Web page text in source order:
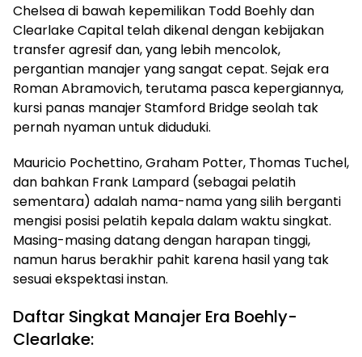
Chelsea di bawah kepemilikan Todd Boehly dan
Clearlake Capital telah dikenal dengan kebijakan
transfer agresif dan, yang lebih mencolok,
pergantian manajer yang sangat cepat. Sejak era
Roman Abramovich, terutama pasca kepergiannya,
kursi panas manajer Stamford Bridge seolah tak
pernah nyaman untuk diduduki.
Mauricio Pochettino, Graham Potter, Thomas Tuchel,
dan bahkan Frank Lampard (sebagai pelatih
sementara) adalah nama-nama yang silih berganti
mengisi posisi pelatih kepala dalam waktu singkat.
Masing-masing datang dengan harapan tinggi,
namun harus berakhir pahit karena hasil yang tak
sesuai ekspektasi instan.
Daftar Singkat Manajer Era Boehly-
Clearlake: